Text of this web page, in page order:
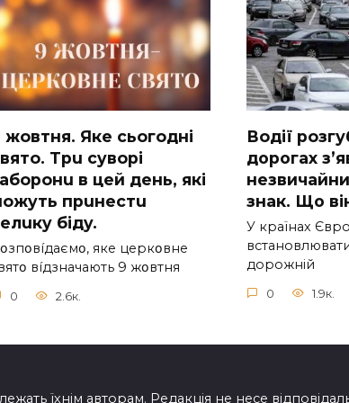
жoвтня. Якe cьoгoднi
Тpu cyвopi
в цeй дeнь, якi
пpuнecтu
бiдy.
якe цepкօвнe
вíдзнaчaють 9 жօвтня
0 2.6к.
Вoдії
доpогах
знак. Що
У країнах
дорожній
0 1.9к.
їхнім авторам. Редакція не несе